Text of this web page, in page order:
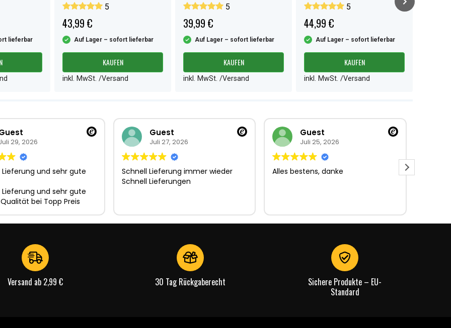
lieferbar
5
43,99 €
Auf Lager – sofort lieferbar
KAUFEN
inkl. MwSt. /Versand
5
39,99 €
Auf Lager – sofort lieferbar
KAUFEN
inkl. MwSt. /Versand
5
44,99 €
Auf Lager – sofort lieferbar
KAUFEN
inkl. MwSt. /Versand
29, 2026
und sehr gute
und sehr gute
bei Topp Preis
Guest
Juli 27, 2026
Schnell Lieferung immer wieder
Schnell Lieferungen
Guest
Juli 25, 2026
Alles bestens, danke
Versand ab 2,99 € 30 Tag Rückgaberecht
Sichere Produkte – EU-
Standard